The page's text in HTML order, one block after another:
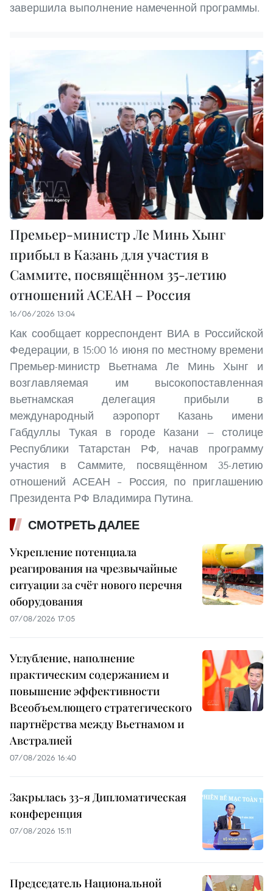
завершила выполнение намеченной программы.
Премьер-министр Ле Минь Хынг
прибыл в Казань для участия в
Саммите, посвящённом 35-летию
отношений АСЕАН – Россия
16/06/2026 13:04
Как сообщает корреспондент ВИА в Российской
Федерации, в 15:00 16 июня по местному времени
Премьер-министр Вьетнама Ле Минь Хынг и
возглавляемая им высокопоставленная
вьетнамская делегация прибыли в
международный аэропорт Казань имени
Габдуллы Тукая в городе Казани — столице
Республики Татарстан РФ, начав программу
участия в Саммите, посвящённом 35-летию
отношений АСЕАН – Россия, по приглашению
Президента РФ Владимира Путина.
СМОТРЕТЬ ДАЛЕЕ
Укрепление потенциала
реагирования на чрезвычайные
ситуации за счёт нового перечня
оборудования
07/08/2026 17:05
Углубление, наполнение
практическим содержанием и
повышение эффективности
Всеобъемлющего стратегического
партнёрства между Вьетнамом и
Австралией
07/08/2026 16:40
Закрылась 33-я Дипломатическая
конференция
07/08/2026 15:11
Председатель Национальной